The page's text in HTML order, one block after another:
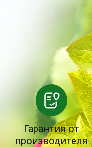
Гарантия от
производителя